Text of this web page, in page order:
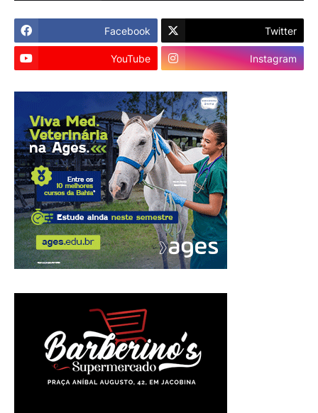
Facebook Twitter
YouTube Instagram